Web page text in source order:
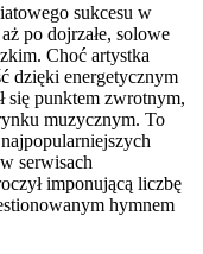
sukcesu w
po dojrzałe, solowe
Choć artystka
dzięki energetycznym
się punktem zwrotnym,
muzycznym. To
serwisach
imponującą liczbę
hymnem